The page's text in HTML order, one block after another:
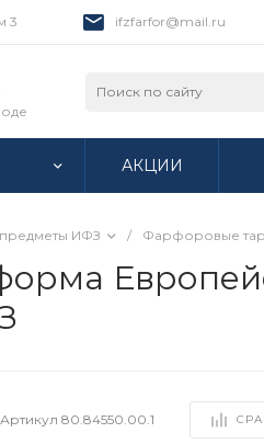
3 ifzfarfor@mail.ru
АКЦИИ
ИФЗ / Фарфоровые
Артикул80.84550.00.1